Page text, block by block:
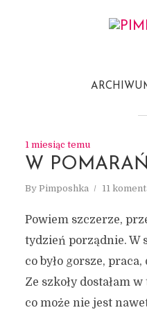
1 miesiąc temu
W
By Pimposhka 11
Powiem szczerze,
tydzień porządnie. W
co było gorsze, praca,
Ze szkoły dostałam
co może nie jest